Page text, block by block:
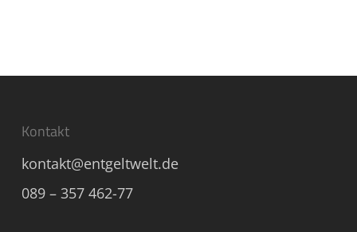
Kontakt
kontakt@entgeltwelt.de
089 – 357 462-77